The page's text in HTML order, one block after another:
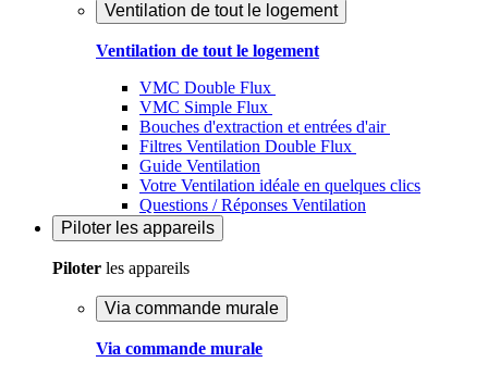
Ventilation de tout le logement
Ventilation de tout le logement
VMC Double Flux
VMC Simple Flux
Bouches d'extraction et entrées d'air
Filtres Ventilation Double Flux
Guide Ventilation
Votre Ventilation idéale en quelques clics
Questions / Réponses Ventilation
Piloter les appareils
Piloter les appareils
Via commande murale
Via commande murale